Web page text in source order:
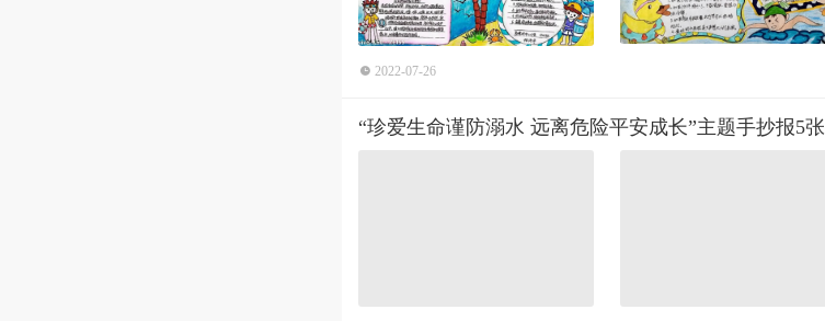
2022-07-26
“珍爱生命谨防溺水 远离危险平安成长”主题手抄报5张